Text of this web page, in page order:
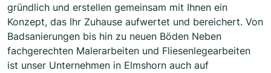
gründlich und erstellen gemeinsam mit Ihnen ein
Konzept, das Ihr Zuhause aufwertet und bereichert. Von
Badsanierungen bis hin zu neuen Böden Neben
fachgerechten Malerarbeiten und Fliesenlegearbeiten
ist unser Unternehmen in Elmshorn auch auf